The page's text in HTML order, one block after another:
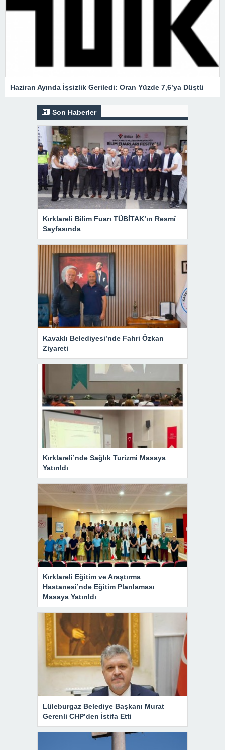
Haziran Ayında İşsizlik Geriledi: Oran Yüzde 7,6’ya Düştü
Son Haberler
Kırklareli Bilim Fuarı TÜBİTAK’ın Resmî
Sayfasında
Kavaklı Belediyesi’nde Fahri Özkan
Ziyareti
Kırklareli’nde Sağlık Turizmi Masaya
Yatırıldı
Kırklareli Eğitim ve Araştırma
Hastanesi’nde Eğitim Planlaması
Masaya Yatırıldı
Lüleburgaz Belediye Başkanı Murat
Gerenli CHP’den İstifa Etti